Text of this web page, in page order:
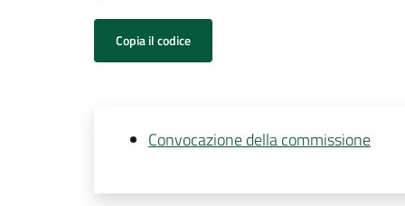
Copia il codice
Convocazione della commissione